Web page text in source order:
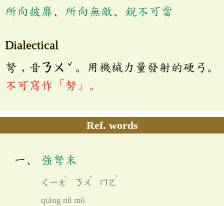
所向披靡 、 所向無敵、 銳不可當
Dialectical
弩，音ㄋㄨ ˇ 。用機械力量發射的硬弓。
不可寫作「努」。
Ref. words
強弩末
ㄑㄧㄤ
ˊ
ㄋㄨ
ˇ
ㄇㄛ
ˋ
qiáng nǔ mò